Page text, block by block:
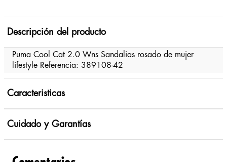
Descripción del producto
Puma Cool Cat 2.0 Wns Sandalias rosado de mujer
lifestyle Referencia: 389108-42
Caracteristicas
Cuidado y Garantías